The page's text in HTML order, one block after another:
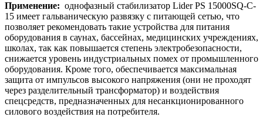
Применение: однофазный стабилизатор Lider PS 15000SQ-C-
15 имеет гальваническую развязку с питающей сетью, что
позволяет рекомендовать такие устройства для питания
оборудования в саунах, бассейнах, медицинских учреждениях,
школах, так как повышается степень электробезопасности,
снижается уровень индустриальных помех от промышленного
оборудования. Кроме того, обеспечивается максимальная
защита от импульсов высокого напряжения (они не проходят
через разделительный трансформатор) и воздействия
спецсредств, предназначенных для несанкционированного
силового воздействия на потребителя.